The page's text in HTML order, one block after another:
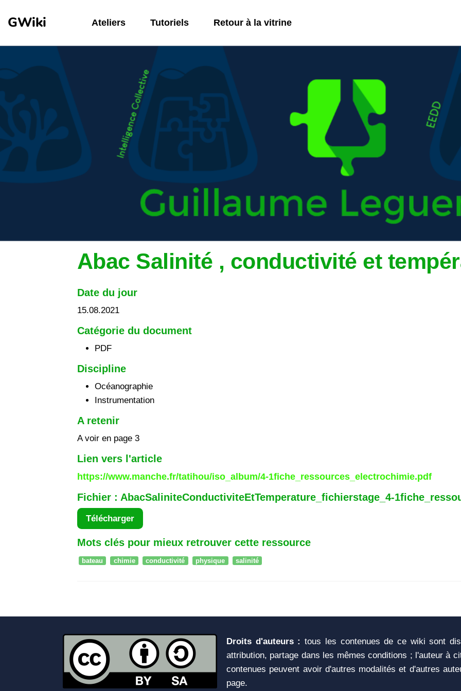
GWiki Ateliers Tutoriels Retour à la vitrine
Abac Salinité , conductivité et
Date du jour
15.08.2021
Catégorie du document
PDF
Discipline
Océanographie
Instrumentation
A retenir
A voir en page 3
Lien vers l'article
https://www.manche.fr/tatihou/iso_album/4-1fiche_ressources_electrochimie.pdf
Fichier : AbacSaliniteConductiviteEtTemperature_fichierstage_4-
Télécharger
Mots clés pour mieux retrouver cette ressource
bateau chimie conductivité physique salinité
Droits d'auteurs : tous les contenues de ce wiki sont
attribution, partage dans les mêmes conditions ; l'auteur à
contenues peuvent avoir d'autres modalités et d'autres
page.